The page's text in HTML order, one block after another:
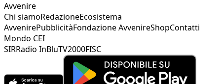
Avvenire
Chi siamoRedazioneEcosistema
AvvenirePubblicitàFondazione AvvenireShopContatti
Mondo CEI
SIRRadio InBluTV2000FISC